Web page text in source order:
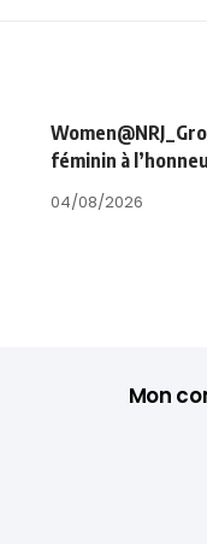
féminin à
04/08/2026
Mon